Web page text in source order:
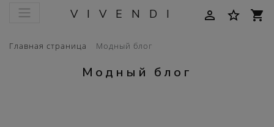
VIVENDI person_outline star_border shopping_cart
Главная страница Модный блог
Модный блог